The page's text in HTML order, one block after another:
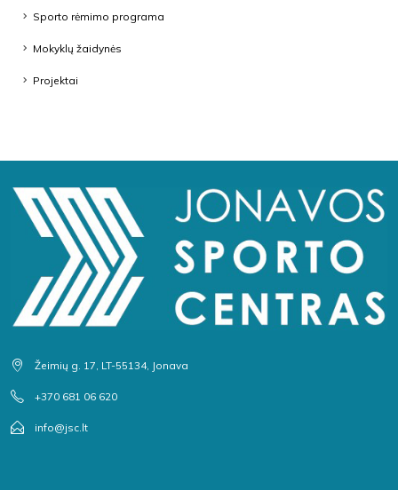
Sporto rėmimo programa
Mokyklų žaidynės
Projektai
Žeimių g. 17, LT-55134, Jonava
+370 681 06 620
info@jsc.lt